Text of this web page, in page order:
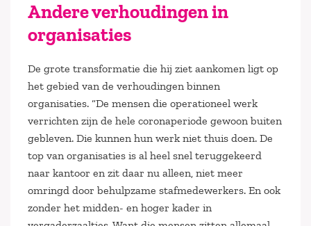
Andere verhoudingen in
organisaties
De grote transformatie die hij ziet aankomen ligt op
het gebied van de verhoudingen binnen
organisaties. “De mensen die operationeel werk
verrichten zijn de hele coronaperiode gewoon buiten
gebleven. Die kunnen hun werk niet thuis doen. De
top van organisaties is al heel snel teruggekeerd
naar kantoor en zit daar nu alleen, niet meer
omringd door behulpzame stafmedewerkers. En ook
zonder het midden- en hoger kader in